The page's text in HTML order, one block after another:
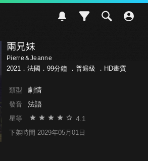
兩兄妹
Pierre＆Jeanne
2021．法國．99分鐘 ． 普遍級 ．HD畫質
類型 劇情
發音 法語
星等 4.1
下架時間 2029年05月01日